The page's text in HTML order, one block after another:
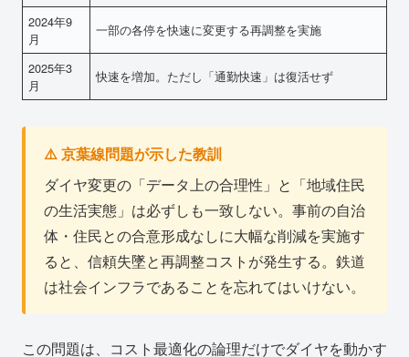
2024年9
月
一部の各停を快速に変更する再調整を実施
2025年3
月
快速を増加。ただし「通勤快速」は復活せず
⚠️ 京葉線問題が示した教訓
ダイヤ変更の「データ上の合理性」と「地域住民
の生活実態」は必ずしも一致しない。事前の自治
体・住民との合意形成なしに大幅な削減を実施す
ると、信頼失墜と再調整コストが発生する。鉄道
は社会インフラであることを忘れてはいけない。
この問題は、コスト最適化の論理だけでダイヤを動かす